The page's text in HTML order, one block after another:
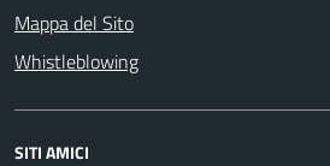
Mappa del Sito
Whistleblowing
SITI AMICI